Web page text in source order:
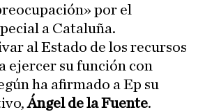
por el
a Cataluña.
al Estado de los recursos
ejercer su función con
ha afirmado a Ep su
Ángel de la Fuente.